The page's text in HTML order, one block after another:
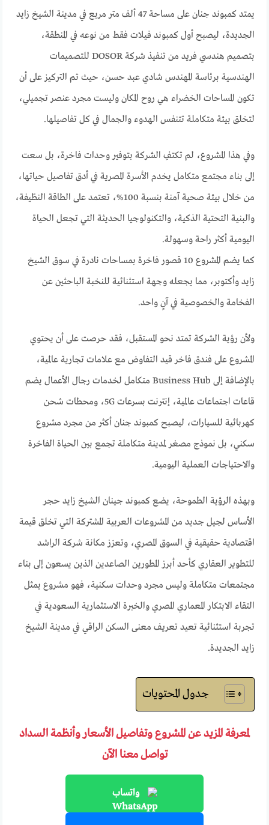
يمتد كمبوند جنان على مساحة 47 ألف متر مربع في مدينة الشيخ زايد
الجديدة، ليصبح أول كمبوند فيلات فقط من نوعه في المنطقة،
بتصميم هندسي فريد من تنفيذ شركة DOSOR للتصميمات
الهندسية برئاسة المهندس شادي عبد حسن، حيث تم التركيز على أن
تكون المساحات الخضراء هي روح المكان وليست مجرد عنصر تجميلي،
لتخلق بيئة متكاملة تتنفس الهدوء والجمال في كل تفاصيلها.
وفي هذا المشروع، لم تكتفِ الشركة بتوفير وحدات فاخرة، بل سعت
إلى بناء مجتمع متكامل يخدم الأسرة المصرية في أدق تفاصيل حياتها،
من خلال بيئة صحية آمنة بنسبة 100%، تعتمد على الطاقة النظيفة،
والبنية التحتية الذكية، والتكنولوجيا الحديثة التي تجعل الحياة
اليومية أكثر راحة وسهولة.
كما يضم المشروع 10 قصور فاخرة بمساحات نادرة في سوق الشيخ
زايد وأكتوبر، مما يجعله وجهة استثنائية للنخبة الباحثين عن
الفخامة والخصوصية في آنٍ واحد.
ولأن رؤية الشركة تمتد نحو المستقبل، فقد حرصت على أن يحتوي
المشروع على فندق فاخر قيد التفاوض مع علامات تجارية عالمية،
بالإضافة إلى Business Hub متكامل لخدمات رجال الأعمال يضم
قاعات اجتماعات عالمية، إنترنت بسرعات 5G، ومحطات شحن
كهربائية للسيارات، ليصبح كمبوند جنان أكثر من مجرد مشروع
سكني، بل نموذج مصغر لمدينة متكاملة تجمع بين الحياة الفاخرة
والاحتياجات العملية اليومية.
وبهذه الرؤية الطموحة، يضع كمبوند جينان الشيخ زايد حجر
الأساس لجيل جديد من المشروعات العربية المشتركة التي تخلق قيمة
اقتصادية حقيقية في السوق المصري، وتعزز مكانة شركة الراشد
للتطوير العقاري كأحد أبرز المطورين الصاعدين الذين يسعون إلى بناء
مجتمعات متكاملة وليس مجرد وحدات سكنية، فهو مشروع يمثل
التقاء الابتكار المعماري المصري والخبرة الاستثمارية السعودية في
تجربة استثنائية تعيد تعريف معنى السكن الراقي في مدينة الشيخ
زايد الجديدة.
جدول المحتويات
لمعرفة المزيد عن المشروع وتفاصيل الأسعار وأنظمة السداد
تواصل معنا الآن
واتساب